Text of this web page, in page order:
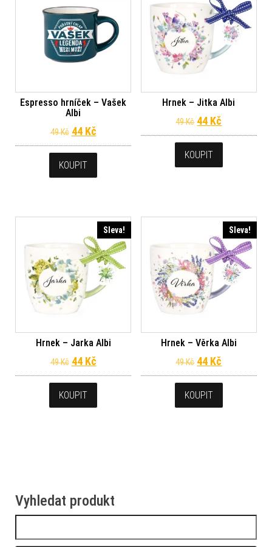
Espresso hrníček – Vašek
Albi
49Kč Původní cena byla: 49 Kč.
44 KčAktuální cena je: 44 Kč.
KOUPIT
Hrnek – Jitka Albi
49Kč Původní cena
44 Kč
KOUPIT
Sleva!
Hrnek – Jarka Albi
49Kč Původní cena byla: 49 Kč.
44 KčAktuální cena je: 44 Kč.
KOUPIT
Sleva!
Hrnek – Věrka Albi
49Kč Původní cena
44 Kč
KOUPIT
Vyhledat produkt